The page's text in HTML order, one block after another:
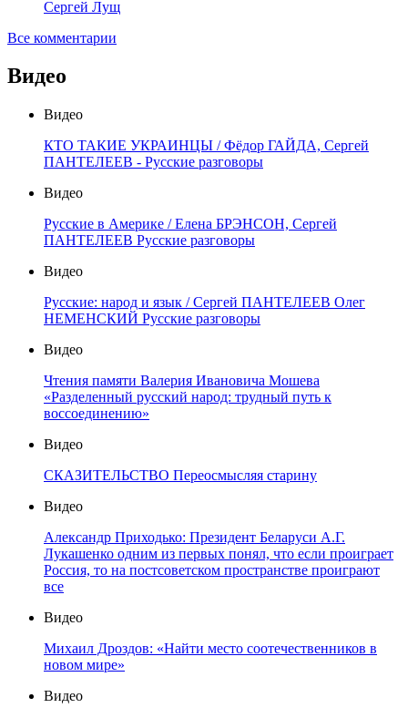
Сергей Лущ
Все комментарии
Видео
Видео
КТО ТАКИЕ УКРАИНЦЫ / Фёдор ГАЙДА, Сергей
ПАНТЕЛЕЕВ - Русские разговоры
Видео
Русские в Америке / Елена БРЭНСОН, Сергей
ПАНТЕЛЕЕВ Русские разговоры
Видео
Русские: народ и язык / Сергей ПАНТЕЛЕЕВ Олег
НЕМЕНСКИЙ Русские разговоры
Видео
Чтения памяти Валерия Ивановича Мошева
«Разделенный русский народ: трудный путь к
воссоединению»
Видео
СКАЗИТЕЛЬСТВО Переосмысляя старину
Видео
Александр Приходько: Президент Беларуси А.Г.
Лукашенко одним из первых понял, что если проиграет
Россия, то на постсоветском пространстве проиграют
все
Видео
Михаил Дроздов: «Найти место соотечественников в
новом мире»
Видео